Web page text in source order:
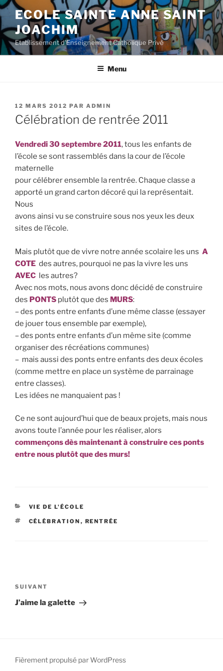
Aller
au
contenu
principal
ECOLE SAINTE ANNE SAINT
JOACHIM
Etablissement d'Enseignement Catholique Privé
Menu
PUBLIÉ
LE
12 MARS 2012 PAR ADMIN
Célébration de rentrée 2011
Vendredi 30 septembre 2011, tous les enfants de
l’école se sont rassemblés dans la cour de l’école
maternelle
pour célébrer ensemble la rentrée. Chaque classe a
apporté un grand carton décoré qui la représentait.
Nous
avons ainsi vu se construire sous nos yeux les deux
sites de l’école.
Mais plutôt que de vivre notre année scolaire les uns A
COTE des autres, pourquoi ne pas la vivre les uns
AVEC les autres?
Avec nos mots, nous avons donc décidé de construire
des PONTS plutôt que des MURS:
– des ponts entre enfants d’une même classe (essayer
de jouer tous ensemble par exemple),
– des ponts entre enfants d’un même site (comme
organiser des récréations communes)
– mais aussi des ponts entre enfants des deux écoles
(comme mettre en place un système de parrainage
entre classes).
Les idées ne manquaient pas !
Ce ne sont aujourd’hui que de beaux projets, mais nous
avons toute l’année pour les réaliser, alors
commençons dès maintenant à construire ces ponts
entre nous plutôt que des murs!
CATÉGORIES
VIE DE L'ÉCOLE
ÉTIQUETTES
CÉLÉBRATION , RENTRÉE
de
l’article
Article
suivant
SUIVANT
J’aime la galette
Fièrement propulsé par WordPress